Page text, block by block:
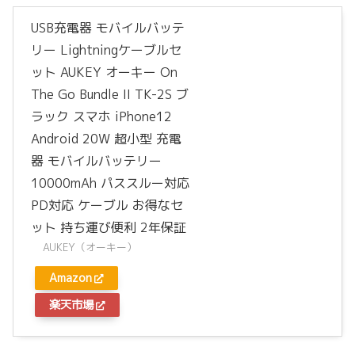
USB充電器 モバイルバッテ
リー Lightningケーブルセ
ット AUKEY オーキー On
The Go Bundle II TK-2S ブ
ラック スマホ iPhone12
Android 20W 超小型 充電
器 モバイルバッテリー
10000mAh パススルー対応
PD対応 ケーブル お得なセ
ット 持ち運び便利 2年保証
AUKEY（オーキー）
Amazon
楽天市場